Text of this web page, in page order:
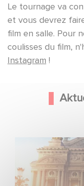
Le tournage va
et vous devrez
film en salle. Pour
coulisses du film,
Instagram !
Gaumont und
Ballerina - Gib